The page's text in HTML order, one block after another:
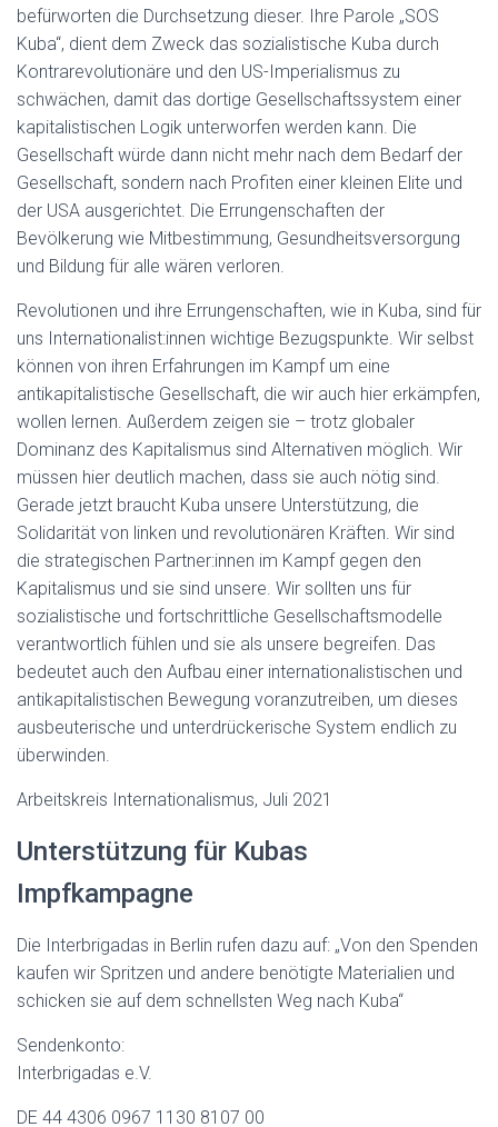
befürworten die Durchsetzung dieser. Ihre Parole „SOS
Kuba“, dient dem Zweck das sozialistische Kuba durch
Kontrarevolutionäre und den US-Imperialismus zu
schwächen, damit das dortige Gesellschaftssystem einer
kapitalistischen Logik unterworfen werden kann. Die
Gesellschaft würde dann nicht mehr nach dem Bedarf der
Gesellschaft, sondern nach Profiten einer kleinen Elite und
der USA ausgerichtet. Die Errungenschaften der
Bevölkerung wie Mitbestimmung, Gesundheitsversorgung
und Bildung für alle wären verloren.
Revolutionen und ihre Errungenschaften, wie in Kuba, sind für
uns Internationalist:innen wichtige Bezugspunkte. Wir selbst
können von ihren Erfahrungen im Kampf um eine
antikapitalistische Gesellschaft, die wir auch hier erkämpfen,
wollen lernen. Außerdem zeigen sie – trotz globaler
Dominanz des Kapitalismus sind Alternativen möglich. Wir
müssen hier deutlich machen, dass sie auch nötig sind.
Gerade jetzt braucht Kuba unsere Unterstützung, die
Solidarität von linken und revolutionären Kräften. Wir sind
die strategischen Partner:innen im Kampf gegen den
Kapitalismus und sie sind unsere. Wir sollten uns für
sozialistische und fortschrittliche Gesellschaftsmodelle
verantwortlich fühlen und sie als unsere begreifen. Das
bedeutet auch den Aufbau einer internationalistischen und
antikapitalistischen Bewegung voranzutreiben, um dieses
ausbeuterische und unterdrückerische System endlich zu
überwinden.
Arbeitskreis Internationalismus, Juli 2021
Unterstützung für Kubas
Impfkampagne
Die Interbrigadas in Berlin rufen dazu auf: „Von den Spenden
kaufen wir Spritzen und andere benötigte Materialien und
schicken sie auf dem schnellsten Weg nach Kuba“
Sendenkonto:
Interbrigadas e.V.
DE 44 4306 0967 1130 8107 00